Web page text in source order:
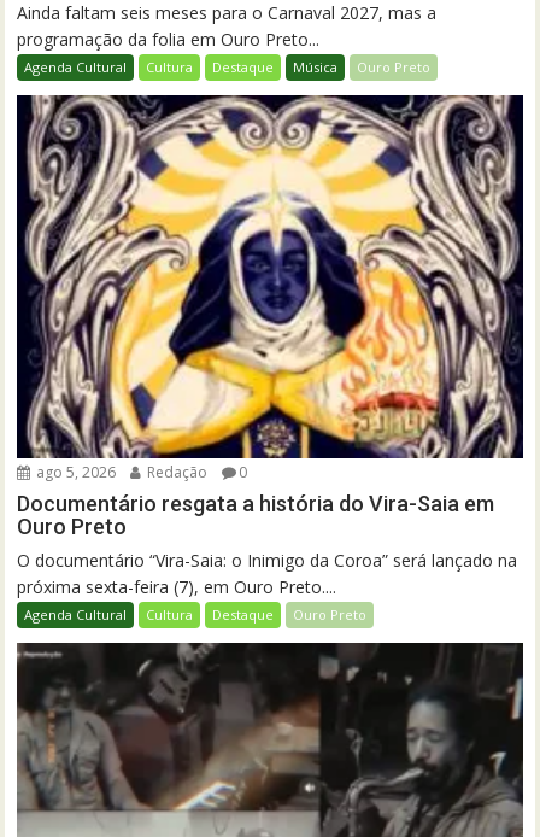
Ainda faltam seis meses para o Carnaval 2027, mas a
programação da folia em Ouro Preto...
Agenda Cultural Cultura Destaque Música Ouro Preto
ago 5, 2026 Redação 0
Documentário resgata a história do Vira-Saia em
Ouro Preto
O documentário “Vira-Saia: o Inimigo da Coroa” será lançado na
próxima sexta-feira (7), em Ouro Preto....
Agenda Cultural Cultura Destaque Ouro Preto